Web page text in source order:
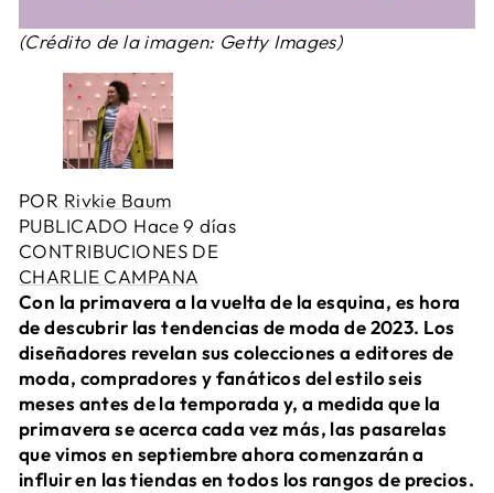
(Crédito de la imagen: Getty Images)
POR Rivkie Baum
PUBLICADO Hace 9 días
CONTRIBUCIONES DE
CHARLIE CAMPANA
Con la primavera a la vuelta de la esquina, es hora
de descubrir las tendencias de moda de 2023. Los
diseñadores revelan sus colecciones a editores de
moda, compradores y fanáticos del estilo seis
meses antes de la temporada y, a medida que la
primavera se acerca cada vez más, las pasarelas
que vimos en septiembre ahora comenzarán a
influir en las tiendas en todos los rangos de precios.